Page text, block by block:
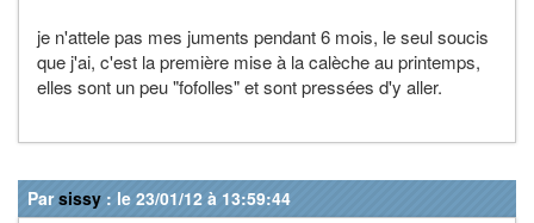
je n'attele pas mes juments pendant 6 mois, le seul soucis
que j'ai, c'est la première mise à la calèche au printemps,
elles sont un peu "fofolles" et sont pressées d'y aller.
Parsissy : le 23/01/12 à 13:59:44